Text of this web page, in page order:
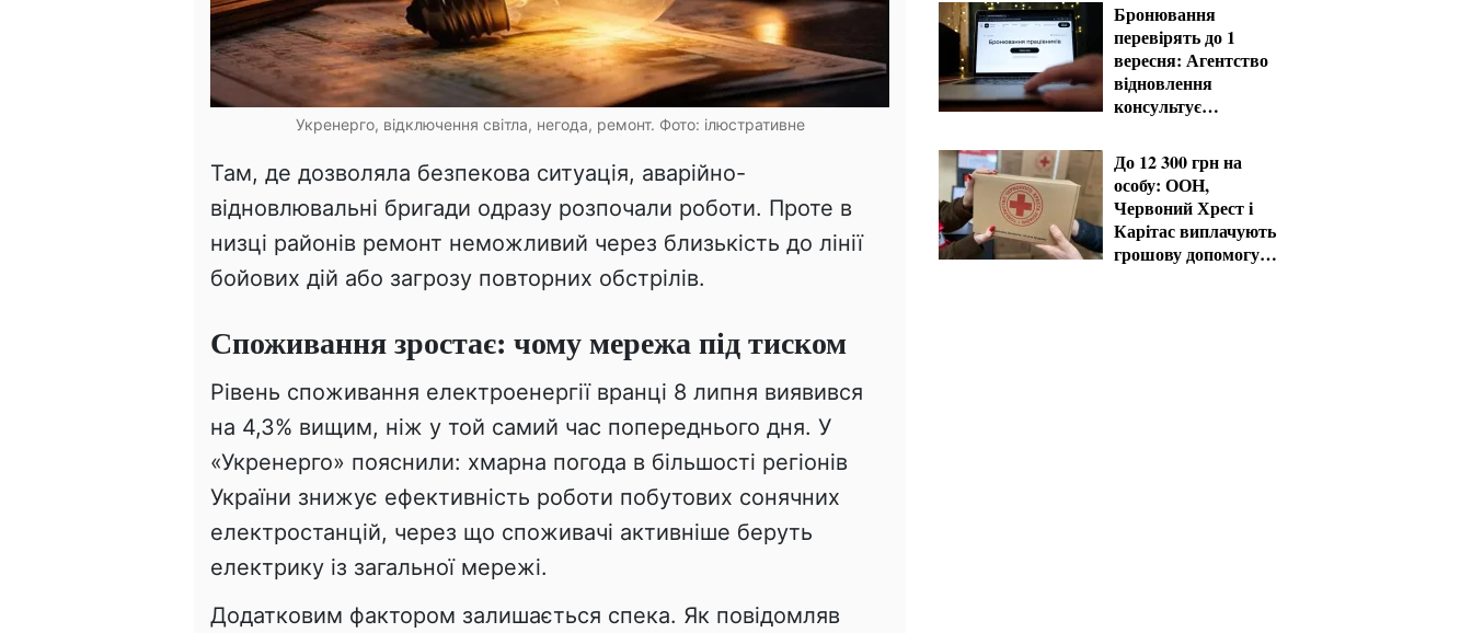
Укренерго, відключення світла, негода, ремонт. Фото: ілюстративне
Там, де дозволяла безпекова ситуація, аварійно-
відновлювальні бригади одразу розпочали роботи. Проте в
низці районів ремонт неможливий через близькість до лінії
бойових дій або загрозу повторних обстрілів.
Споживання зростає: чому мережа під тиском
Рівень споживання електроенергії вранці 8 липня виявився
на 4,3% вищим, ніж у той самий час попереднього дня. У
«Укренерго» пояснили: хмарна погода в більшості регіонів
України знижує ефективність роботи побутових сонячних
електростанцій, через що споживачі активніше беруть
електрику із загальної мережі.
Додатковим фактором залишається спека. Як повідомляв
Бронювання
перевірять до 1
вересня: Агентство
відновлення
консультує
підприємства
До 12 300 грн на
особу: ООН,
Червоний Хрест і
Карітас виплачують
грошову допомогу в